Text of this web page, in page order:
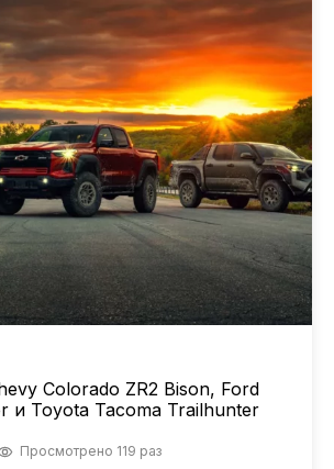
Colorado ZR2 Bison, Ford
и Toyota Tacoma Trailhunter
Просмотрено 119 раз